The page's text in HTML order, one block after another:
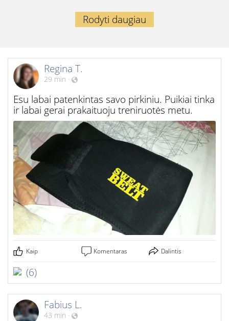
Rodyti daugiau
Regina T.
29 min ·
Esu labai patenkintas savo pirkiniu. Puikiai tinka
ir labai gerai prakaituoju treniruotės metu.
Kaip Komentaras Dalintis
(6)
Fabius L.
43 min ·